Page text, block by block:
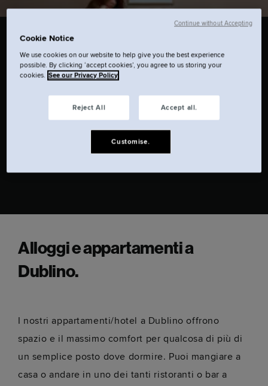
Ti stai chiedendo dove alloggiare a Dublino?
Il nostro hotel boutique a Dublino ti permette
di vivere la città come vuoi tu. Prenota
direttamente l'hotel per avere le tariffe
Alloggi e appartamenti a
Dublino.
I nostri appartamenti/hotel a Dublino offrono
spazio e il massimo comfort per qualcosa di più di
un semplice posto dove dormire. Puoi mangiare a
casa o andare in uno dei tanti ristoranti o bar a
Cookie Notice
We use cookies on our website to help give you the best experience
possible. By clicking ‘accept cookies’, you agree to us storing your
cookies. See our Privacy Policy
Reject All Accept all.
Customise.
Continue without Accepting